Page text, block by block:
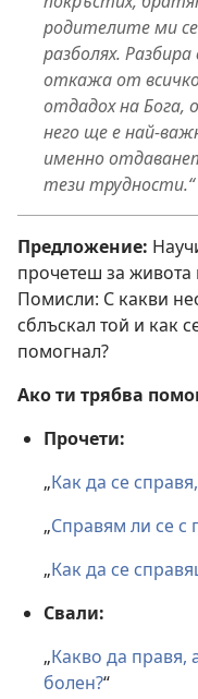
родителите ми се
разболях.
откажа от
отдадох на Бога,
него ще е най-
именно
тези трудности.“
Предложение:
прочетеш за живота
Помисли: С какви
сблъскал той и как
помогнал?
Ако ти трябва
Прочети:
„Как да се
„Справям ли се с
„Как да се
Свали:
„Какво да правя,
болен?“